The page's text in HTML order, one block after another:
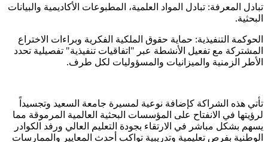
​تبادل المعرفة: تبادل المواد العلمية، المطبوعات الأكاديمية والبيانات
البحثية.
​الحوكمة التنفيذية: حماية حقوق الملكية الفكرية وبراءات الاختراع
المشتركة مع تفعيل الأنشطة عبر "اتفاقيات تنفيذية" تفصيلية تحدد
الأطر الزمنية والميزانيات والمسؤوليات لكل طرف.
​تأتي هذه الشراكة كإضافة نوعية لمسيرة جامعة السعيد وتجسيداً
لرؤيتها في الانفتاح على المؤسسات البحثية العالمية المرموقة مما
يسهم بشكل مباشر في الارتقاء بجودة التعليم العالي ورفد الكوادر
الوطنية بفرص تعليمية وتدريبية تواكب أحدث المعايير والممارسات